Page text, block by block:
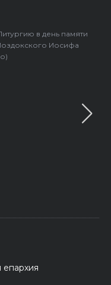
в день памяти
Иосифа